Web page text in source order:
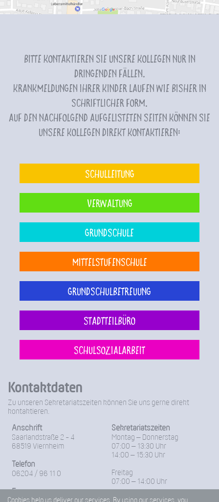
Bitte kontaktieren Sie unsere Kollegen nur in
dringenden Fällen.
Krankmeldungen Ihrer Kinder laufen wie bisher in
schriftlicher Form.
Auf den nachfolgend aufgelisteten Seiten können Sie
unsere Kollegen direkt kontaktieren:
Schulleitung
Verwaltung
Grundschule
Mittelstufenschule
Grundschulbetreuung
Stadtteilbüro
Schulsozialarbeit
Kontaktdaten
Zu unseren Sekretariatszeiten können Sie uns gerne direkt
kontaktieren.
Anschrift
Saarlandstraße 2 - 4
68519 Viernheim
Telefon
06204 / 96 11 0
Fax
Sekretariatszeiten
Montag – Donnerstag
07:00 – 13:30 Uhr
14:00 – 15:30 Uhr
Freitag
07:00 – 14:00 Uhr